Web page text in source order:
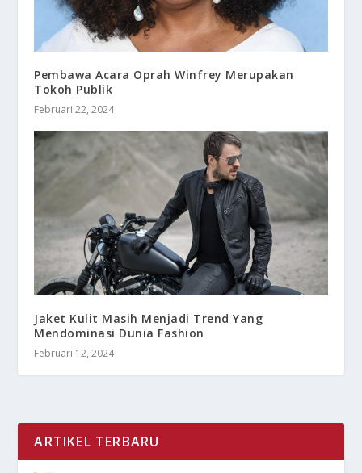
Pembawa Acara Oprah Winfrey Merupakan
Tokoh Publik
Februari 22, 2024
Jaket Kulit Masih Menjadi Trend Yang
Mendominasi Dunia Fashion
Februari 12, 2024
ARTIKEL TERBARU